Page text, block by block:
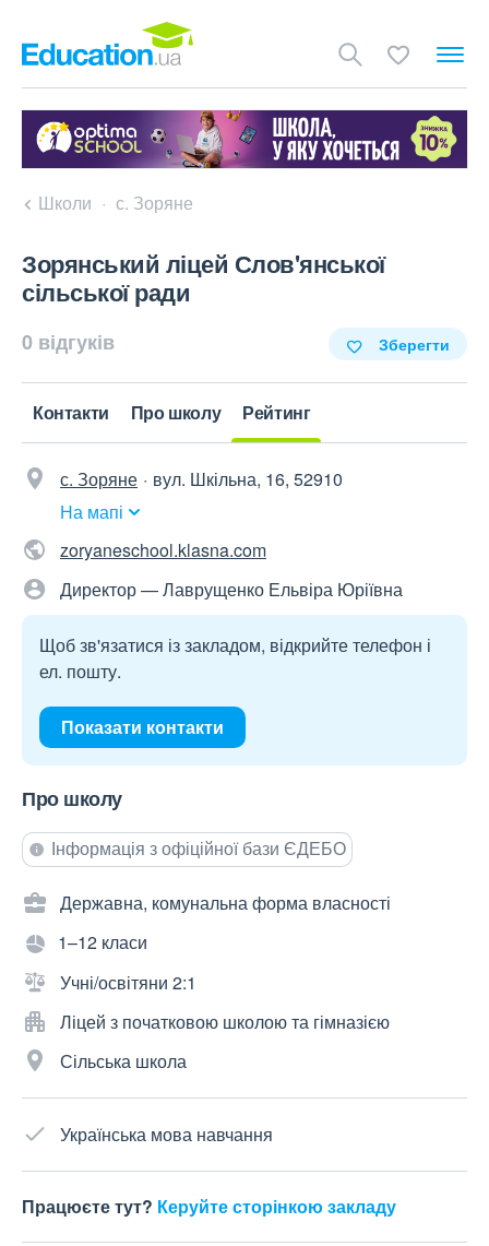
Школи с. Зоряне
Зорянський ліцей Слов'янської
сільської ради
0 відгуків Зберегти
Контакти Про школу Рейтинг
с. Зоряне
вул. Шкільна, 16, 52910
На мапі
zoryaneschool.klasna.com
Директор — Лаврущенко Ельвіра Юріївна
Щоб зв'язатися із закладом, відкрийте телефон і
ел. пошту.
Показати контакти
Про школу
Інформація з офіційної бази ЄДЕБО
Державна, комунальна форма власності
1–12 класи
Учні/освітяни 2:1
Ліцей з початковою школою та гімназією
Сільська школа
Українська мова навчання
Працюєте тут? Керуйте сторінкою закладу